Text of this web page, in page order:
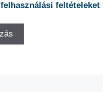
felhasználási feltételeket